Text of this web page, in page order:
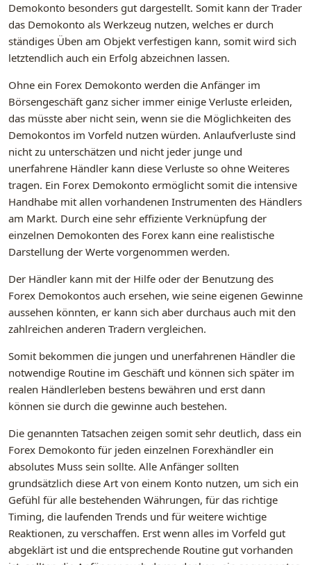
Demokonto besonders gut dargestellt. Somit kann der Trader
das Demokonto als Werkzeug nutzen, welches er durch
ständiges Üben am Objekt verfestigen kann, somit wird sich
letztendlich auch ein Erfolg abzeichnen lassen.
Ohne ein Forex Demokonto werden die Anfänger im
Börsengeschäft ganz sicher immer einige Verluste erleiden,
das müsste aber nicht sein, wenn sie die Möglichkeiten des
Demokontos im Vorfeld nutzen würden. Anlaufverluste sind
nicht zu unterschätzen und nicht jeder junge und
unerfahrene Händler kann diese Verluste so ohne Weiteres
tragen. Ein Forex Demokonto ermöglicht somit die intensive
Handhabe mit allen vorhandenen Instrumenten des Händlers
am Markt. Durch eine sehr effiziente Verknüpfung der
einzelnen Demokonten des Forex kann eine realistische
Darstellung der Werte vorgenommen werden.
Der Händler kann mit der Hilfe oder der Benutzung des
Forex Demokontos auch ersehen, wie seine eigenen Gewinne
aussehen könnten, er kann sich aber durchaus auch mit den
zahlreichen anderen Tradern vergleichen.
Somit bekommen die jungen und unerfahrenen Händler die
notwendige Routine im Geschäft und können sich später im
realen Händlerleben bestens bewähren und erst dann
können sie durch die gewinne auch bestehen.
Die genannten Tatsachen zeigen somit sehr deutlich, dass ein
Forex Demokonto für jeden einzelnen Forexhändler ein
absolutes Muss sein sollte. Alle Anfänger sollten
grundsätzlich diese Art von einem Konto nutzen, um sich ein
Gefühl für alle bestehenden Währungen, für das richtige
Timing, die laufenden Trends und für weitere wichtige
Reaktionen, zu verschaffen. Erst wenn alles im Vorfeld gut
abgeklärt ist und die entsprechende Routine gut vorhanden